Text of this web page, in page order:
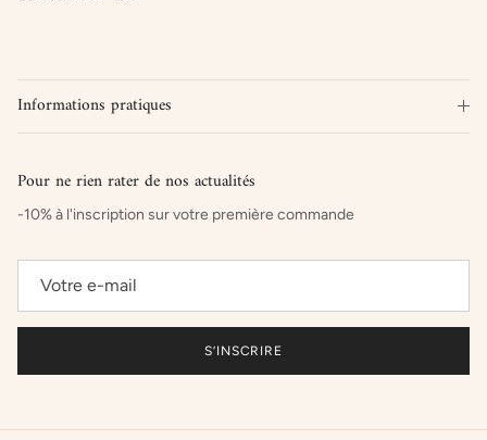
Informations pratiques
Pour ne rien rater de nos actualités
-10% à l'inscription sur votre première commande
S’INSCRIRE